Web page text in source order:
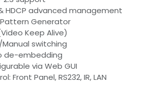
& HDCP advanced management
Generator
Keep Alive)
Manual switching
de-embedding
via Web GUI
Front Panel, RS232, IR, LAN